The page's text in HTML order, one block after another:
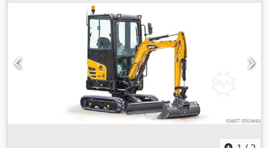
ekran - Optimum görünürlük - Düşük ağırlık ve kompakt
boyutlar - Tüm önemli bakım noktalarına erişim çok
kolaydır Dcodpjgi Nqtjfx Aqvek - Sany beş yıl garanti -
Operasyonel güvenlik için ROPS/FOPS sertifikalı